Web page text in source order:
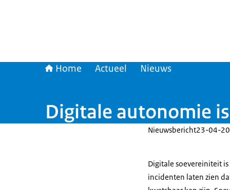
Home Actueel Nieuws
Digitale autonomie
Nieuwsbericht23-04-
Digitale soevereiniteit
incidenten laten zien